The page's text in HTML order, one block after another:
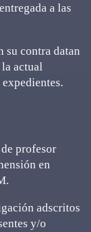
a las
su contra datan
actual
profesor
en
adscritos
y/o